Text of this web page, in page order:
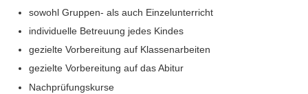
sowohl Gruppen- als auch Einzelunterricht
individuelle Betreuung jedes Kindes
gezielte Vorbereitung auf Klassenarbeiten
gezielte Vorbereitung auf das Abitur
Nachprüfungskurse